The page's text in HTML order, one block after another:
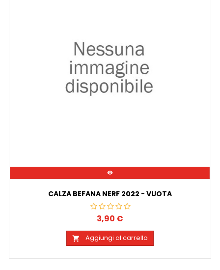

CALZA BEFANA NERF 2022 - VUOTA
Prezzo
3,90 €
 Aggiungi al carrello